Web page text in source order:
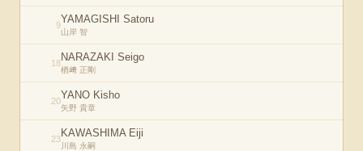
9YAMAGISHI Satoru
山岸 智
18NARAZAKI Seigo
楢﨑 正剛
20YANO Kisho
矢野 貴章
23KAWASHIMA Eiji
川島 永嗣